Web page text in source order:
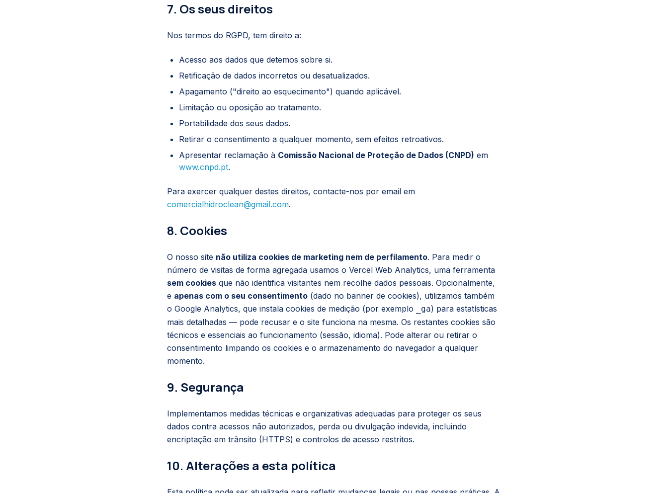
7. Os seus direitos
Nos termos do RGPD, tem direito a:
Acesso aos dados que detemos sobre si.
Retificação de dados incorretos ou desatualizados.
Apagamento ("direito ao esquecimento") quando aplicável.
Limitação ou oposição ao tratamento.
Portabilidade dos seus dados.
Retirar o consentimento a qualquer momento, sem efeitos retroativos.
Apresentar reclamação à Comissão Nacional de Proteção de Dados (CNPD) em
www.cnpd.pt.
Para exercer qualquer destes direitos, contacte-nos por email em
comercialhidroclean@gmail.com.
8. Cookies
O nosso site não utiliza cookies de marketing nem de perfilamento. Para medir o
número de visitas de forma agregada usamos o Vercel Web Analytics, uma ferramenta
sem cookies que não identifica visitantes nem recolhe dados pessoais. Opcionalmente,
e apenas com o seu consentimento (dado no banner de cookies), utilizamos também
o Google Analytics, que instala cookies de medição (por exemplo
_ga) para estatísticas
mais detalhadas — pode recusar e o site funciona na mesma. Os restantes cookies são
técnicos e essenciais ao funcionamento (sessão, idioma). Pode alterar ou retirar o
consentimento limpando os cookies e o armazenamento do navegador a qualquer
momento.
9. Segurança
Implementamos medidas técnicas e organizativas adequadas para proteger os seus
dados contra acessos não autorizados, perda ou divulgação indevida, incluindo
encriptação em trânsito (HTTPS) e controlos de acesso restritos.
10. Alterações a esta política